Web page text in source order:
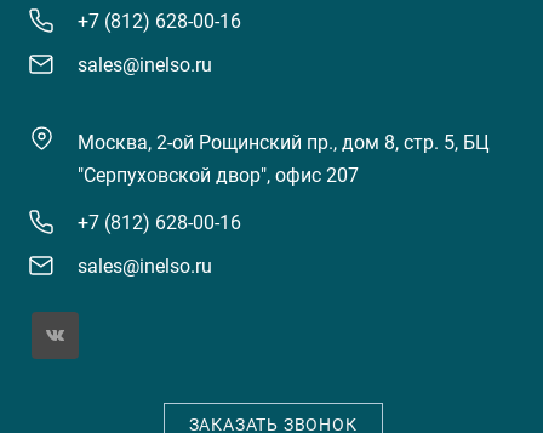
+7 (812) 628-00-16
sales@inelso.ru
Москва, 2-ой Рощинский пр., дом 8, стр. 5, БЦ
"Серпуховской двор", офис 207
+7 (812) 628-00-16
sales@inelso.ru
ЗАКАЗАТЬ ЗВОНОК